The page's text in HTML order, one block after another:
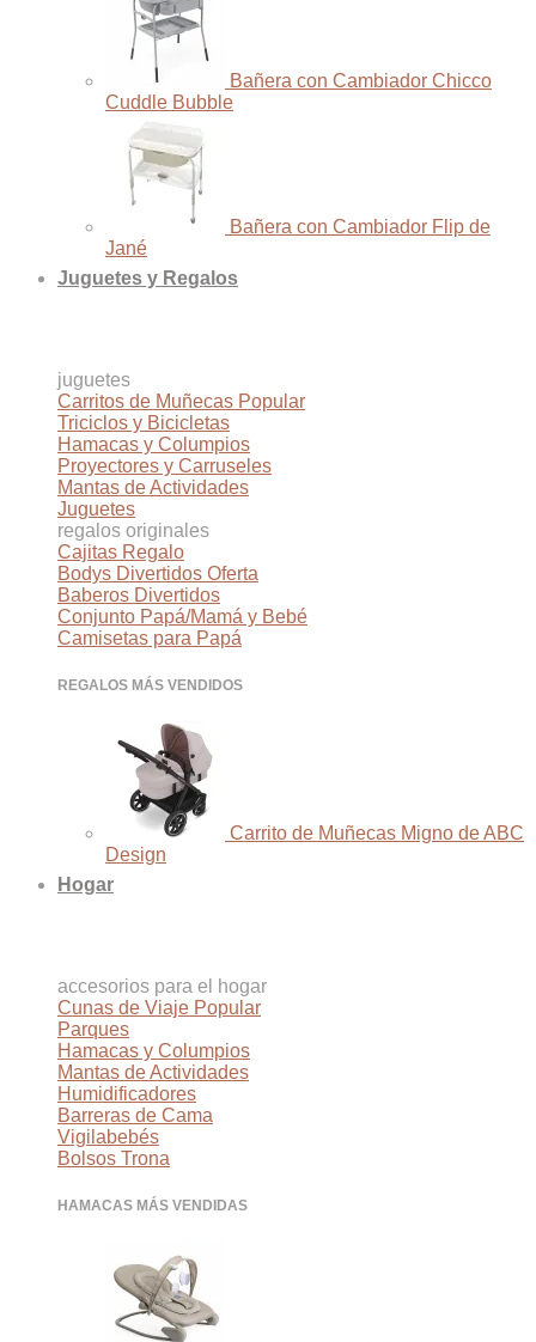
Bañera con Cambiador Chicco
Cuddle Bubble
Bañera con Cambiador Flip de
Jané
Juguetes y Regalos
juguetes
Carritos de Muñecas
Triciclos y Bicicletas
Hamacas y Columpios
Proyectores y Carruseles
Mantas de Actividades
Juguetes
regalos originales
Cajitas Regalo
Bodys Divertidos
Baberos Divertidos
Conjunto Papá/Mamá y Bebé
Camisetas para Papá
REGALOS MÁS VENDIDOS
Carrito de Muñecas Migno de ABC
Design
Hogar
accesorios para el hogar
Cunas de Viaje
Parques
Hamacas y Columpios
Mantas de Actividades
Humidificadores
Barreras de Cama
Vigilabebés
Bolsos Trona
HAMACAS MÁS VENDIDAS